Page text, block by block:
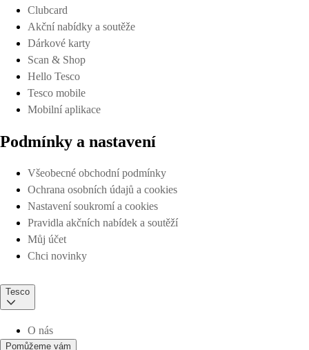
Clubcard
Akční nabídky a soutěže
Dárkové karty
Scan & Shop
Hello Tesco
Tesco mobile
Mobilní aplikace
Podmínky a nastavení
Všeobecné obchodní podmínky
Ochrana osobních údajů a cookies
Nastavení soukromí a cookies
Pravidla akčních nabídek a soutěží
Můj účet
Chci novinky
Tesco
O nás
Pomůžeme vám